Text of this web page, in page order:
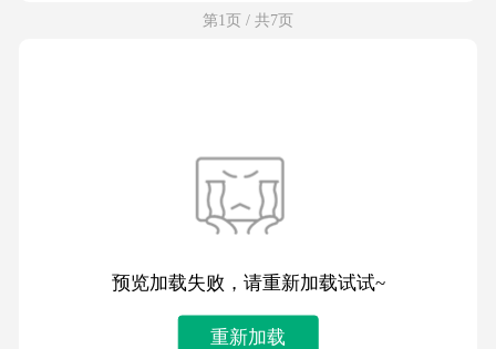
第1页 / 共7页
预览加载失败，请重新加载试试~
重新加载